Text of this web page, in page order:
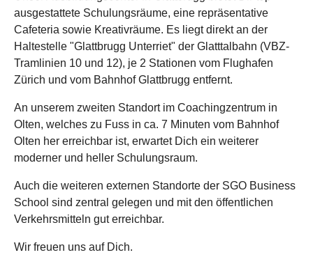
ausgestattete Schulungsräume, eine repräsentative
Cafeteria sowie Kreativräume. Es liegt direkt an der
Haltestelle "Glattbrugg Unterriet" der Glatttalbahn (VBZ-
Tramlinien 10 und 12), je 2 Stationen vom Flughafen
Zürich und vom Bahnhof Glattbrugg entfernt.
An unserem zweiten Standort im Coachingzentrum in
Olten, welches zu Fuss in ca. 7 Minuten vom Bahnhof
Olten her erreichbar ist, erwartet Dich ein weiterer
moderner und heller Schulungsraum.
Auch die weiteren externen Standorte der SGO Business
School sind zentral gelegen und mit den öffentlichen
Verkehrsmitteln gut erreichbar.
Wir freuen uns auf Dich.